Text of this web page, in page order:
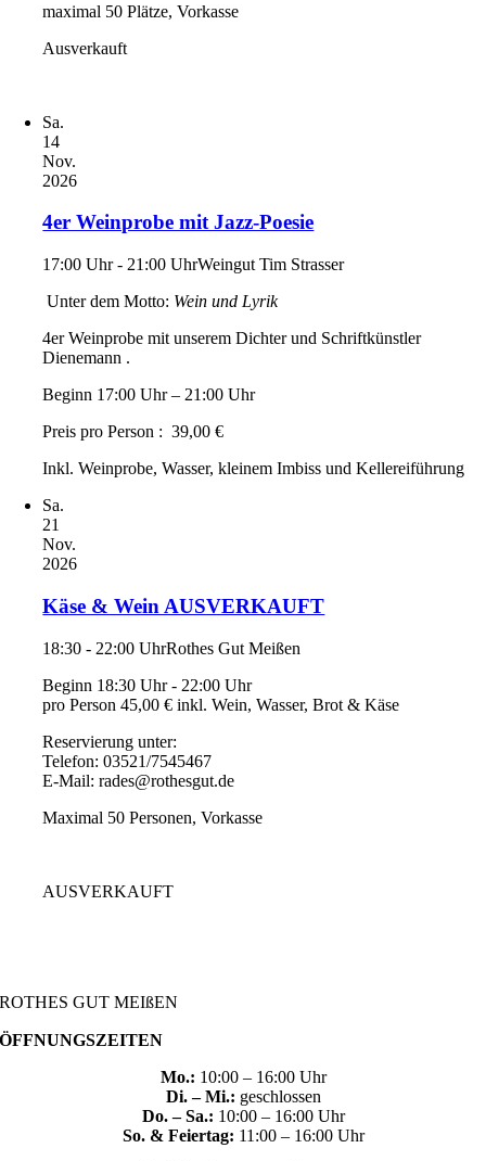
maximal 50 Plätze, Vorkasse
Ausverkauft
Sa.
14
Nov.
2026
4er Weinprobe mit Jazz-Poesie
17:00 Uhr - 21:00 UhrWeingut Tim Strasser
Unter dem Motto: Wein und Lyrik
4er Weinprobe mit unserem Dichter und Schriftkünstler
Dienemann .
Beginn 17:00 Uhr – 21:00 Uhr
Preis pro Person : 39,00 €
Inkl. Weinprobe, Wasser, kleinem Imbiss und Kellereiführung
Sa.
21
Nov.
2026
Käse & Wein AUSVERKAUFT
18:30 - 22:00 UhrRothes Gut Meißen
Beginn 18:30 Uhr - 22:00 Uhr
pro Person 45,00 € inkl. Wein, Wasser, Brot & Käse
Reservierung unter:
Telefon: 03521/7545467
E-Mail: rades@rothesgut.de
Maximal 50 Personen, Vorkasse
AUSVERKAUFT
ROTHES GUT MEIßEN
ÖFFNUNGSZEITEN
Mo.: 10:00 – 16:00 Uhr
Di. – Mi.: geschlossen
Do. – Sa.: 10:00 – 16:00 Uhr
So. & Feiertag: 11:00 – 16:00 Uhr